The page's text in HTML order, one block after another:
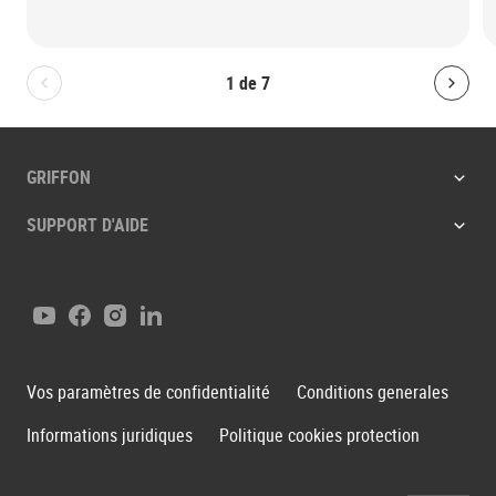
1 de7
Bolton.General.PreviousSlide
GRIFFON
SUPPORT D'AIDE
YoutubeFacebook
Instagram
LinkedIn
Vos paramètres de confidentialité
Conditions generales
Informations juridiques
Politique cookies protection